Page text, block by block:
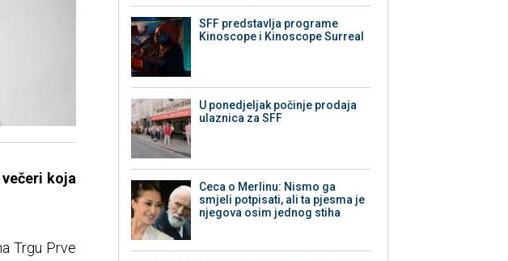
koja
Trgu Prve
SFF predstavlja programe
Kinoscope i Kinoscope Surreal
U ponedjeljak počinje prodaja
ulaznica za SFF
Ceca o Merlinu: Nismo ga
smjeli potpisati, ali ta pjesma je
njegova osim jednog stiha